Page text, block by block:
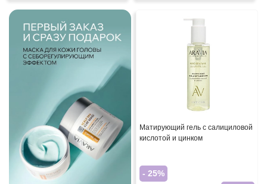
Матирующий гель с салициловой
кислотой и цинком
- 25%